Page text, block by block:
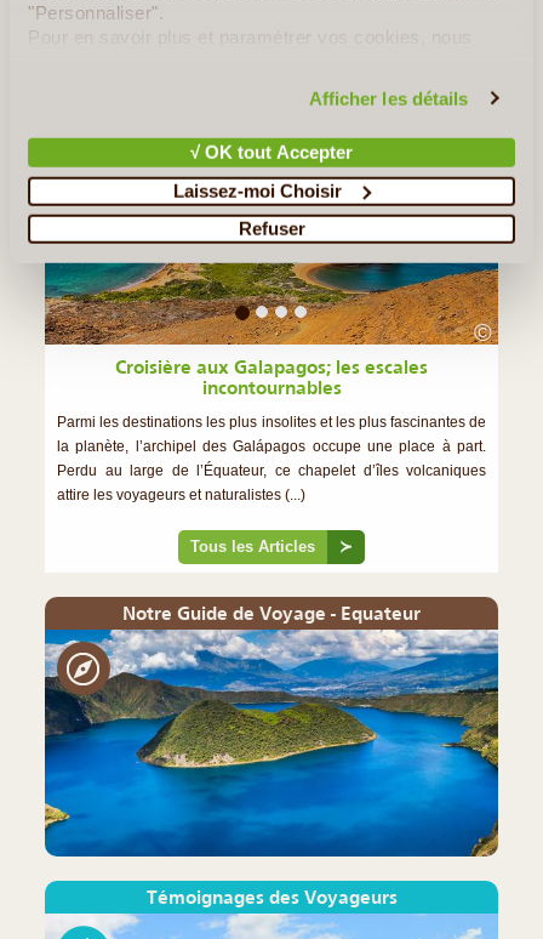
"Personnaliser".
Pour en savoir plus et paramétrer vos cookies, nous
Afficher les détails
√ OK tout Accepter
Laissez-moi Choisir
Refuser
©
Croisière aux Galapagos; les escales
incontournables
Parmi les destinations les plus insolites et les plus fascinantes de
la planète, l’archipel des Galápagos occupe une place à part.
Perdu au large de l’Équateur, ce chapelet d’îles volcaniques
attire les voyageurs et naturalistes (...)
Tous les Articles ≻
Notre Guide de Voyage - Equateur
Témoignages des Voyageurs